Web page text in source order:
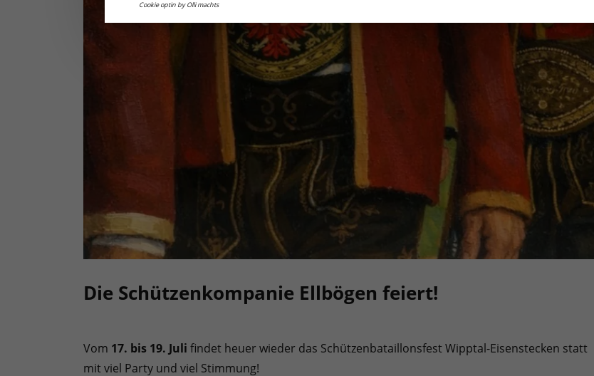
Die Schützenkompanie Ellbögen feiert!
Vom 17. bis 19. Juli findet heuer wieder das Schützenbataillonsfest Wipptal-Eisenstecken statt
mit viel Party und viel Stimmung!
Cookie optin by Olli machts